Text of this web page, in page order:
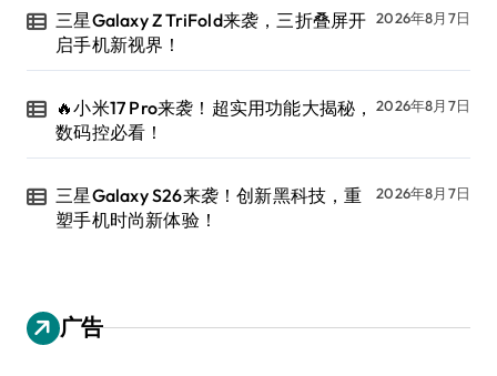
三星Galaxy Z TriFold来袭，三折叠屏开
启手机新视界！
2026年8月7日
🔥小米17 Pro来袭！超实用功能大揭秘，
数码控必看！
2026年8月7日
三星Galaxy S26来袭！创新黑科技，重
塑手机时尚新体验！
2026年8月7日
广告